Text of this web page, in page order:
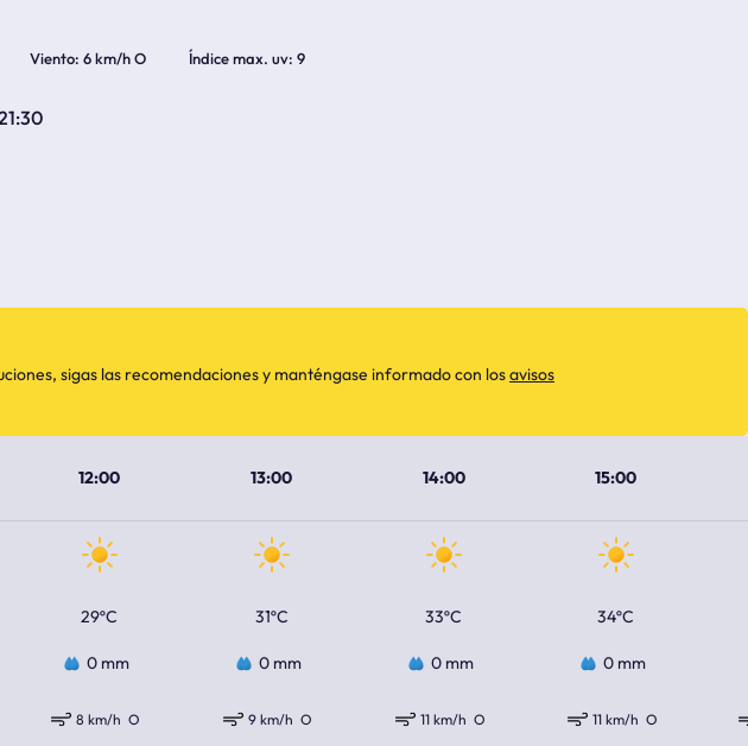
Viento 6 km/h O Índice max. uv 9
12:00 13:00 14:00 15:00
29ºC 31ºC 33ºC 34ºC
0 mm 0 mm 0 mm 0 mm
8 km/h O 9 km/h O 11 km/h O 11 km/h O
sigas las recomendaciones y manténgase informado con losavisos